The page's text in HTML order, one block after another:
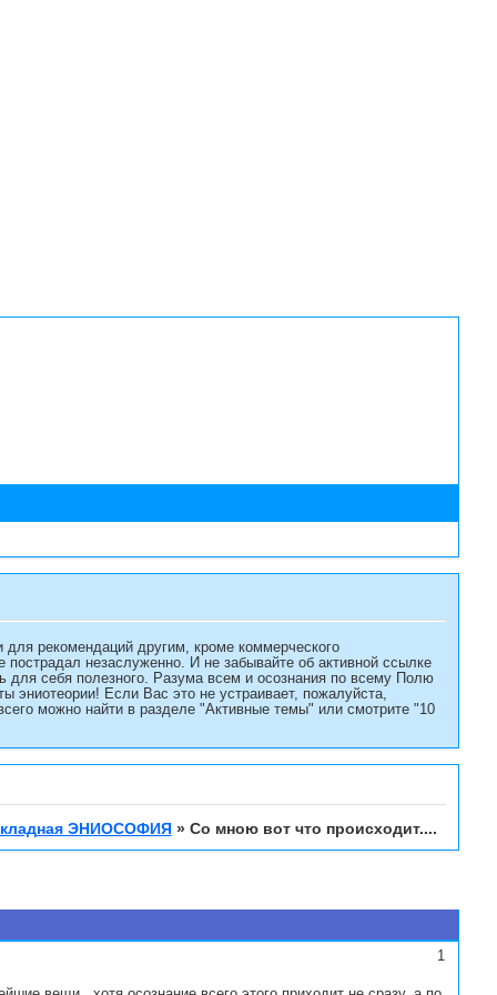
рекомендаций другим, кроме коммерческого
пострадал незаслуженно. И не забывайте об активной ссылке
для себя полезного. Разума всем и осознания по всему Полю
Если Вас это не устраивает, пожалуйста,
можно найти в разделе "Активные темы" или смотрите "10
ЭНИОСОФИЯ » Со мною вот что происходит....
1